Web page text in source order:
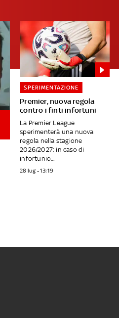
Premier, nuova regola
contro i finti infortuni
SPERIMENTAZIONE
La Premier League
sperimenterà una nuova
regola nella stagione
2026/2027: in caso di
infortunio...
28 lug - 13:19